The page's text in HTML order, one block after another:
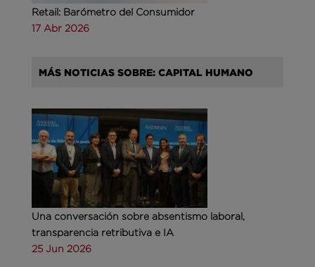
Retail: Barómetro del Consumidor
17 Abr 2026
MÁS NOTICIAS SOBRE: CAPITAL HUMANO
Una conversación sobre absentismo laboral,
transparencia retributiva e IA
25 Jun 2026